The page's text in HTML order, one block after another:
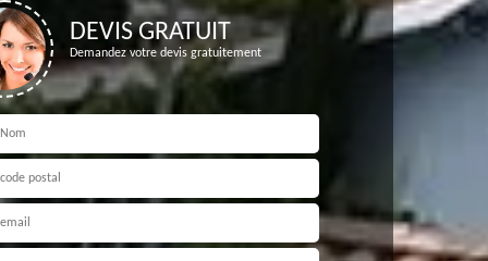
DEVIS GRATUIT
Demandez votre devis gratuitement